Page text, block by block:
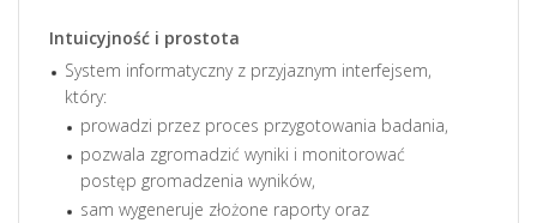
Intuicyjność i prostota
System informatyczny z przyjaznym interfejsem,
który:
prowadzi przez proces przygotowania badania,
pozwala zgromadzić wyniki i monitorować
postęp gromadzenia wyników,
sam wygeneruje złożone raporty oraz